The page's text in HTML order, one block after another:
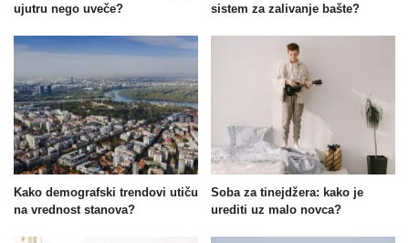
ujutru nego uveče?
sistem za zalivanje bašte?
Kako demografski trendovi utiču
na vrednost stanova?
Soba za tinejdžera: kako je
urediti uz malo novca?